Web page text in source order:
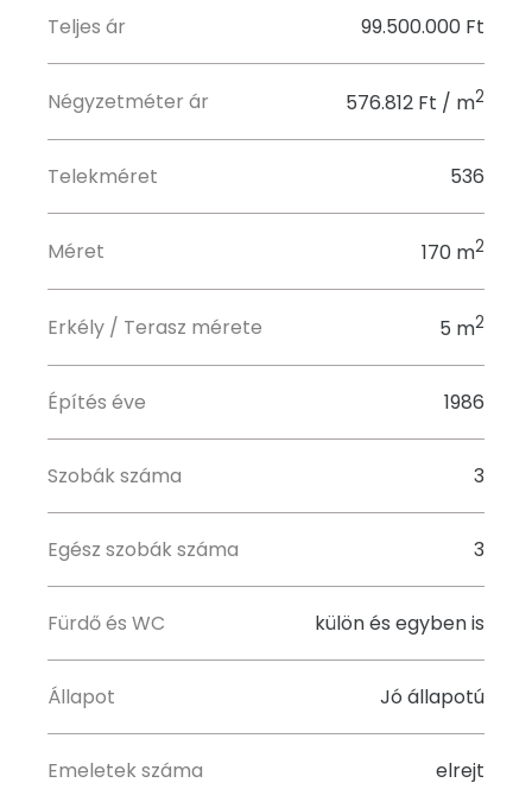
Teljes ár 99.500.000 Ft
Négyzetméter ár 576.812 Ft / m2
Telekméret 536
Méret 170 m2
Erkély / Terasz mérete 5 m2
Építés éve 1986
Szobák száma 3
Egész szobák száma 3
Fürdő és WC külön és egyben is
Állapot Jó állapotú
Emeletek száma elrejt